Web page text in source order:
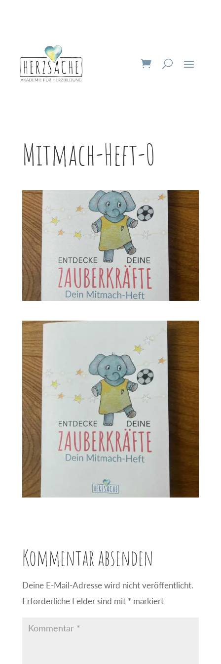
Mitmach-Heft-0
Kommentar absenden
Deine E-Mail-Adresse wird nicht veröffentlicht.
Erforderliche Felder sind mit * markiert